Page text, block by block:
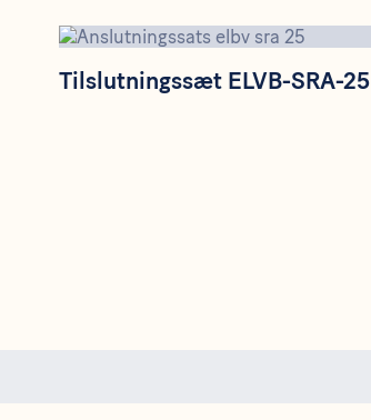
Tilslutningssæt ELVB-SRA-25
Tilslutningssæt ELVB-SRA-25